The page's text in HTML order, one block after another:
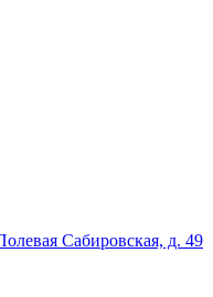
Сабировская, д. 49